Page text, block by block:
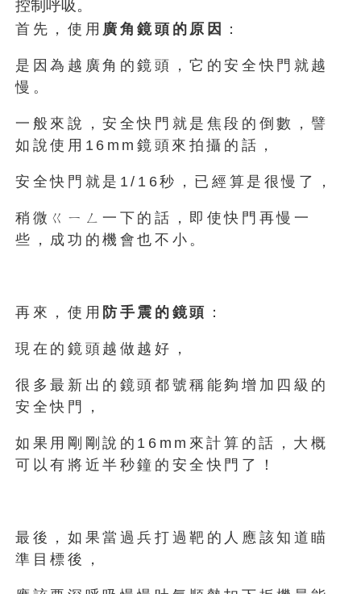
控制呼吸。
首先，使用 廣角鏡頭的原因 ：
是因為越廣角的鏡頭，它的安全快門就越
慢。
一般來說，安全快門就是焦段的倒數，譬
如說使用16mm鏡頭來拍攝的話，
安全快門就是1/16秒，已經算是很慢了，
稍微ㄍㄧㄥ一下的話，即使快門再慢一
些，成功的機會也不小。
再來，使用 防手震的鏡頭 ：
現在的鏡頭越做越好，
很多最新出的鏡頭都號稱能夠增加四級的
安全快門，
如果用剛剛說的16mm來計算的話，大概
可以有將近半秒鐘的安全快門了！
最後，如果當過兵打過靶的人應該知道瞄
準目標後，